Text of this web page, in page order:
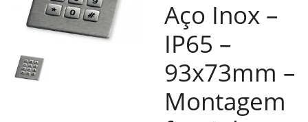
Aço Inox –
IP65 –
93x73mm –
Montagem